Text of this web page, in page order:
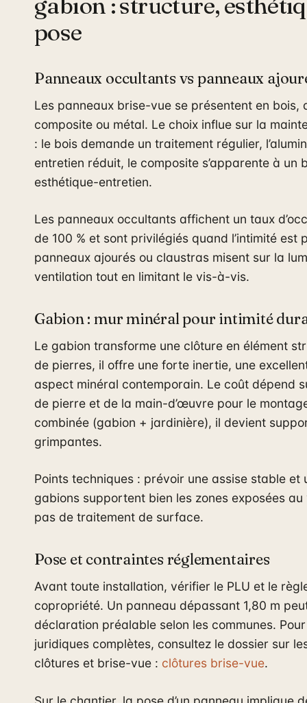
pose
Panneaux occultants vs panneaux
Les panneaux brise-vue se présentent en bois,
composite ou métal. Le choix influe sur la
: le bois demande un traitement régulier,
entretien réduit, le composite s’apparente à un
esthétique-entretien.
Les panneaux occultants affichent un taux
de 100 % et sont privilégiés quand l’intimité est
panneaux ajourés ou claustras misent sur la
ventilation tout en limitant le vis-à-vis.
Gabion : mur minéral pour intimité
Le gabion transforme une clôture en élément
de pierres, il offre une forte inertie, une
aspect minéral contemporain. Le coût dépend
de pierre et de la main-d’œuvre pour le
combinée (gabion + jardinière), il devient
grimpantes.
Points techniques : prévoir une assise stable et
gabions supportent bien les zones exposées au
pas de traitement de surface.
Pose et contraintes réglementaires
Avant toute installation, vérifier le PLU et le
copropriété. Un panneau dépassant 1,80 m
déclaration préalable selon les communes.
juridiques complètes, consultez le dossier sur
clôtures et brise-vue : clôtures brise-vue.